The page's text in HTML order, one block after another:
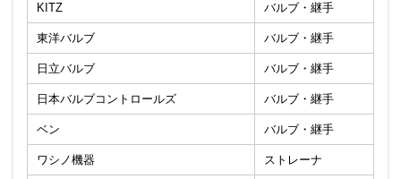
KITZ バルブ・継手
東洋バルブ バルブ・継手
日立バルブ バルブ・継手
日本バルブコントロールズ バルブ・継手
ベン バルブ・継手
ワシノ機器 ストレーナ